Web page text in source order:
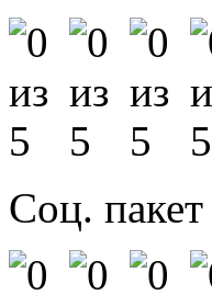
Соц. пакет